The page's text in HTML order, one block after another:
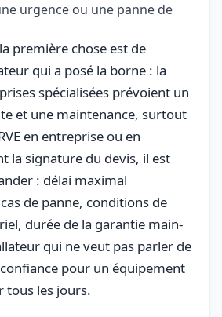
urgence ou une panne de
première chose est de
qui a posé la borne : la
spécialisées prévoient un
et une maintenance, surtout
en entreprise ou en
la signature du devis, il est
: délai maximal
de panne, conditions de
durée de la garantie main-
qui ne veut pas parler de
confiance pour un équipement
tous les jours.